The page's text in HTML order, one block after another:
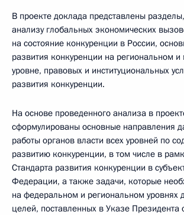
В проекте доклада представлены
анализу глобальных экономических
на состояние конкуренции в России,
развития конкуренции на региональном
уровне, правовых и институциональных
развития конкуренции.
На основе проведенного анализа в
сформулированы основные направления
работы органов власти всех уровней по
развитию конкуренции, в том числе в
Стандарта развития конкуренции в
Федерации, а также задачи, которые
на федеральном и региональном уровнях
целей, поставленных в Указе Президента